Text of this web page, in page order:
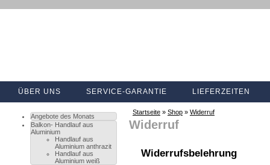
ÜBER UNS SERVICE-GARANTIE LIEFERZEITEN
Startseite» Shop» Widerruf
Widerruf
Widerrufsbelehrung
Angebote des Monats
Balkon- Handlauf aus
Aluminium
Handlauf aus
Aluminium anthrazit
Handlauf aus
Aluminium weiß